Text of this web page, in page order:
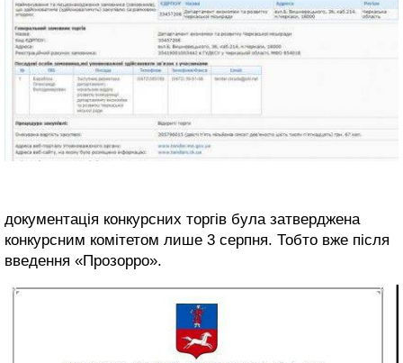
документація конкурсних торгів була затверджена
конкурсним комітетом лише 3 серпня. Тобто вже після
введення «Прозорро».